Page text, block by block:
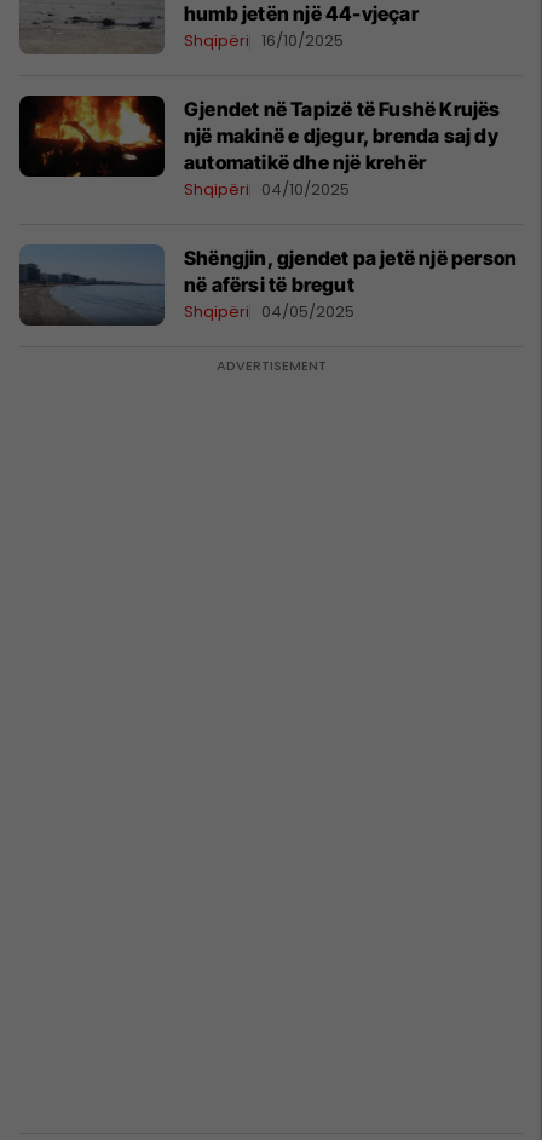
humb jetën një 44-vjeçar
Shqipëri 16/10/2025
Gjendet në Tapizë të Fushë Krujës
një makinë e djegur, brenda saj dy
automatikë dhe një krehër
Shqipëri 04/10/2025
Shëngjin, gjendet pa jetë një person
në afërsi të bregut
Shqipëri 04/05/2025